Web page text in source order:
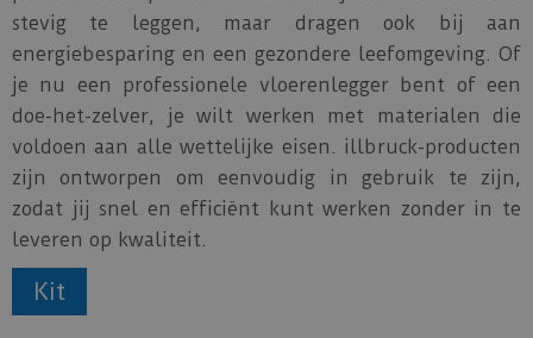
stevig te leggen, maar dragen ook bij aan
energiebesparing en een gezondere leefomgeving. Of
je nu een professionele vloerenlegger bent of een
doe-het-zelver, je wilt werken met materialen die
voldoen aan alle wettelijke eisen. illbruck-producten
zijn ontworpen om eenvoudig in gebruik te zijn,
zodat jij snel en efficiënt kunt werken zonder in te
leveren op kwaliteit.
Kit